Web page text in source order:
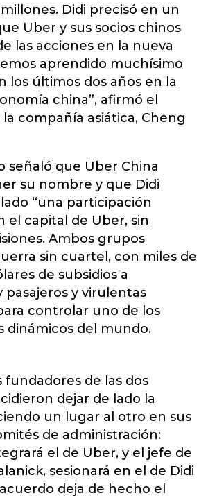
Didi precisó en un
Uber y sus socios chinos
las acciones en la nueva
aprendido muchísimo
los últimos dos años en la
china”, afirmó el
compañía asiática, Cheng
señaló que Uber China
su nombre y que Didi
“una participación
el capital de Uber, sin
Ambos grupos
sin cuartel, con miles de
de subsidios a
y virulentas
controlar uno de los
dinámicos del mundo.
fundadores de las dos
dejar de lado la
un lugar al otro en sus
de administración:
el de Uber, y el jefe de
sesionará en el de Didi
deja de hecho el